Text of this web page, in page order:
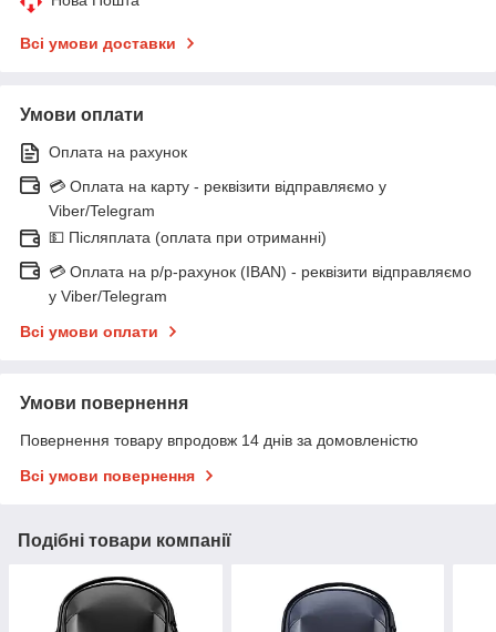
Всі умови доставки
Умови оплати
Оплата на рахунок
💳 Оплата на карту - реквізити відправляємо у
Viber/Telegram
💵 Післяплата (оплата при отриманні)
💳 Оплата на р/р-рахунок (IBAN) - реквізити відправляємо
у Viber/Telegram
Всі умови оплати
Умови повернення
Повернення товару впродовж 14 днів за домовленістю
Всі умови повернення
Подібні товари компанії